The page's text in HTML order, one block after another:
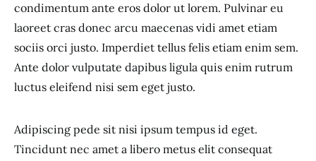
condimentum ante eros dolor ut lorem. Pulvinar eu
laoreet cras donec arcu maecenas vidi amet etiam
sociis orci justo. Imperdiet tellus felis etiam enim sem.
Ante dolor vulputate dapibus ligula quis enim rutrum
luctus eleifend nisi sem eget justo.
Adipiscing pede sit nisi ipsum tempus id eget.
Tincidunt nec amet a libero metus elit consequat